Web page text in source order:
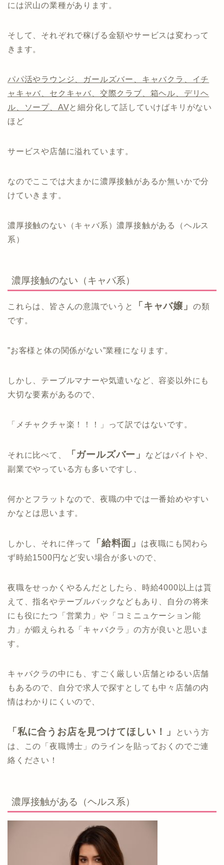
には沢山の業種があります。
そして、それぞれで稼げる金額やサービスは変わって
きます。
パパ活やラウンジ、ガールズバー、キャバクラ、イチ
ャキャバ、セクキャバ、交際クラブ、箱ヘル、デリヘ
ル、ソープ、AVと細分化して話していけばキリがない
ほど
サービスや店舗に溢れています。
なのでここでは大まかに濃厚接触があるか無いかで分
けていきます。
濃厚接触のない（キャバ系）濃厚接触がある（ヘルス
系）
濃厚接触のない（キャバ系）
これらは、皆さんの意識でいうと 「キャバ嬢」
の類
です。
”お客様と体の関係がない”業種になります。
しかし、テーブルマナーや気遣いなど、容姿以外にも
大切な要素があるので、
「メチャクチャ楽！！！」って訳ではないです。
それに比べて、 「ガールズバー」
などはバイトや、
副業でやっている方も多いですし、
何かとフラットなので、夜職の中では一番始めやすい
かなとは思います。
しかし、それに伴って 「給料面」
は夜職にも関わら
ず時給1500円など安い場合が多いので、
夜職をせっかくやるんだとしたら、時給4000以上は貰
えて、指名やテーブルバックなどもあり、自分の将来
にも役にたつ「営業力」や「コミニュケーション能
力」が鍛えられる「キャバクラ」の方が良いと思いま
す。
キャバクラの中にも、すごく厳しい店舗とゆるい店舗
もあるので、自分で求人で探すとしても中々店舗の内
情はわかりにくいので、
「私に合うお店を見つけてほしい！」
という方
は、この「夜職博士」のラインを貼っておくのでご連
絡ください！
濃厚接触がある（ヘルス系）